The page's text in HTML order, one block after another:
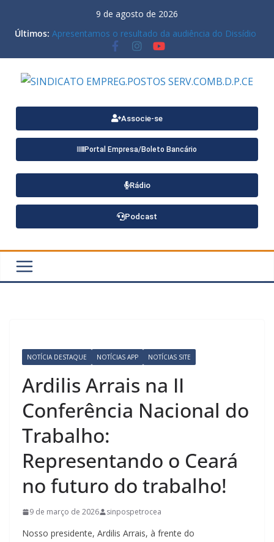
9 de agosto de 2026
Últimos: Apresentamos o resultado da audiência do Dissídio
Coletivo 2021 da nossa categoria, realizada no
último dia 05/06
trabalhadores de Estacionamentos e Lava-rápidos
Trabalho: Representando o Ceará no futuro do
ATENÇÃO PARA MENSAGEM COM VÍRUS
Associe-se
Portal Empresa/Boleto Bancário
Rádio
Podcast
NOTÍCIA DESTAQUE NOTÍCIAS APP NOTÍCIAS SITE
Ardilis Arrais na II
Conferência Nacional do
Trabalho:
Representando o Ceará
no futuro do trabalho!
9 de março de 2026 sinpospetrocea
Nosso presidente, Ardilis Arrais, à frente do